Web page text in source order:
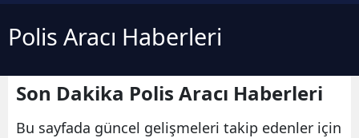
Polis Aracı Haberleri
Son Dakika Polis Aracı Haberleri
Bu sayfada güncel gelişmeleri takip edenler için